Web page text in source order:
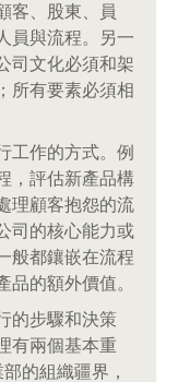
客、股東、員
員與流程。另一
司文化必須和架
所有要素必須相
工作的方式。例
，評估新產品構
理顧客抱怨的流
司的核心能力或
般都鑲嵌在流程
的額外價值。
的步驟和決策
有兩個基本重
的組織疆界，